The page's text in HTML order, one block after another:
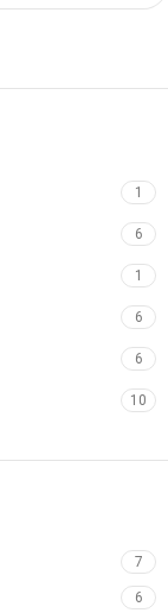
1
6
1
6
6
10
7
6